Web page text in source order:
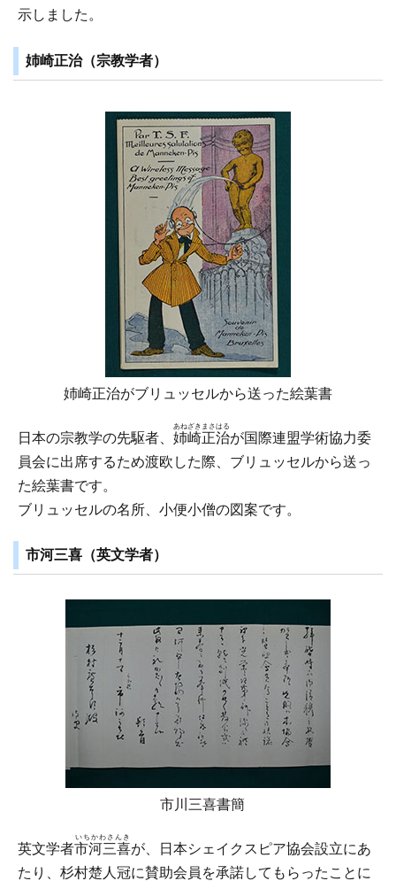
示しました。
姉崎正治（宗教学者）
姉崎正治がブリュッセルから送った絵葉書
日本の宗教学の先駆者、 姉崎正治
あねざきまさはる
が国際連盟学術協力委
員会に出席するため渡欧した際、ブリュッセルから送っ
た絵葉書です。
ブリュッセルの名所、小便小僧の図案です。
市河三喜（英文学者）
市川三喜書簡
英文学者市河三喜
いちかわさんき
が、日本シェイクスピア協会設立にあ
たり、杉村楚人冠に賛助会員を承諾してもらったことに